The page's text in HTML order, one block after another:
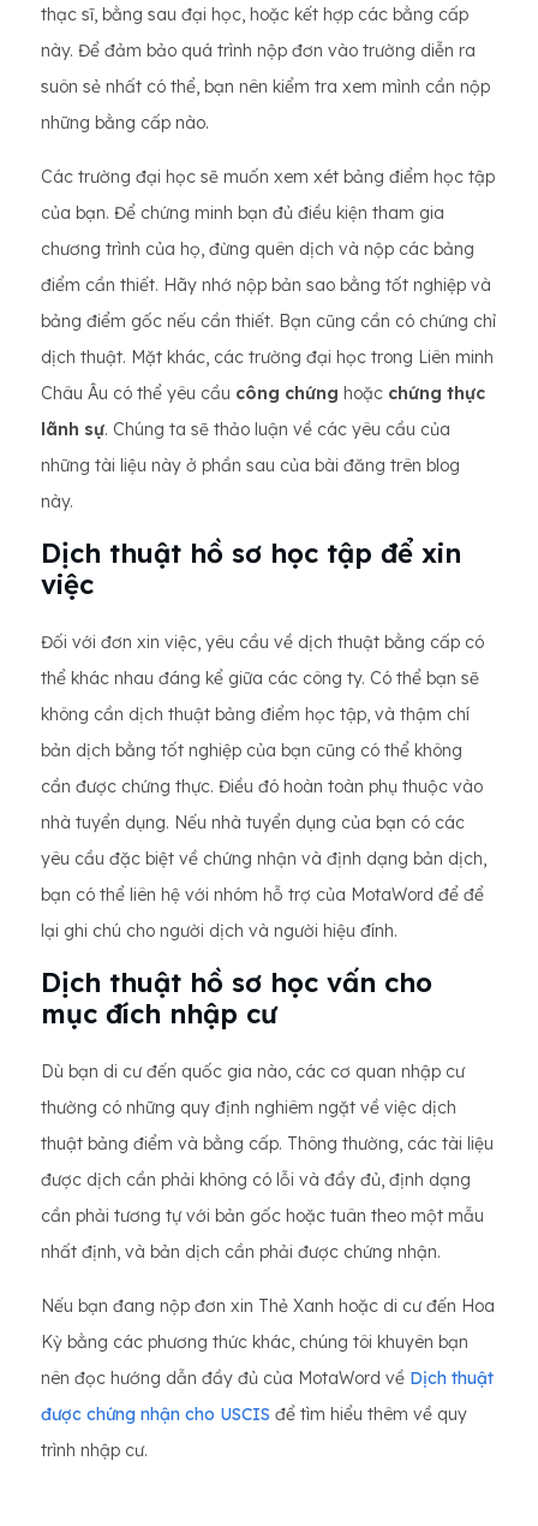
thạc sĩ, bằng sau đại học, hoặc kết hợp các bằng cấp
này. Để đảm bảo quá trình nộp đơn vào trường diễn ra
suôn sẻ nhất có thể, bạn nên kiểm tra xem mình cần nộp
những bằng cấp nào.
Các trường đại học sẽ muốn xem xét bảng điểm học tập
của bạn. Để chứng minh bạn đủ điều kiện tham gia
chương trình của họ, đừng quên dịch và nộp các bảng
điểm cần thiết. Hãy nhớ nộp bản sao bằng tốt nghiệp và
bảng điểm gốc nếu cần thiết. Bạn cũng cần có chứng chỉ
dịch thuật. Mặt khác, các trường đại học trong Liên minh
Châu Âu có thể yêu cầu công chứng hoặc chứng thực
lãnh sự. Chúng ta sẽ thảo luận về các yêu cầu của
những tài liệu này ở phần sau của bài đăng trên blog
này.
Dịch thuật hồ sơ học tập để xin
việc
Đối với đơn xin việc, yêu cầu về dịch thuật bằng cấp có
thể khác nhau đáng kể giữa các công ty. Có thể bạn sẽ
không cần dịch thuật bảng điểm học tập, và thậm chí
bản dịch bằng tốt nghiệp của bạn cũng có thể không
cần được chứng thực. Điều đó hoàn toàn phụ thuộc vào
nhà tuyển dụng. Nếu nhà tuyển dụng của bạn có các
yêu cầu đặc biệt về chứng nhận và định dạng bản dịch,
bạn có thể liên hệ với nhóm hỗ trợ của MotaWord để để
lại ghi chú cho người dịch và người hiệu đính.
Dịch thuật hồ sơ học vấn cho
mục đích nhập cư
Dù bạn di cư đến quốc gia nào, các cơ quan nhập cư
thường có những quy định nghiêm ngặt về việc dịch
thuật bảng điểm và bằng cấp. Thông thường, các tài liệu
được dịch cần phải không có lỗi và đầy đủ, định dạng
cần phải tương tự với bản gốc hoặc tuân theo một mẫu
nhất định, và bản dịch cần phải được chứng nhận.
Nếu bạn đang nộp đơn xin Thẻ Xanh hoặc di cư đến Hoa
Kỳ bằng các phương thức khác, chúng tôi khuyên bạn
nên đọc hướng dẫn đầy đủ của MotaWord về Dịch thuật
được chứng nhận cho USCIS để tìm hiểu thêm về quy
trình nhập cư.